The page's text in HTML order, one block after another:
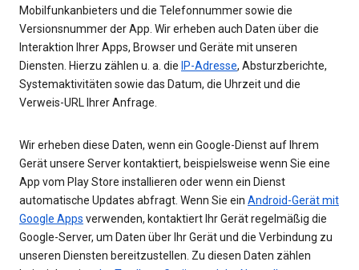
Mobilfunkanbieters und die Telefonnummer sowie die
Versionsnummer der App. Wir erheben auch Daten über die
Interaktion Ihrer Apps, Browser und Geräte mit unseren
Diensten. Hierzu zählen u. a. die IP-Adresse, Absturzberichte,
Systemaktivitäten sowie das Datum, die Uhrzeit und die
Verweis-URL Ihrer Anfrage.
Wir erheben diese Daten, wenn ein Google-Dienst auf Ihrem
Gerät unsere Server kontaktiert, beispielsweise wenn Sie eine
App vom Play Store installieren oder wenn ein Dienst
automatische Updates abfragt. Wenn Sie ein Android-Gerät mit
Google Apps verwenden, kontaktiert Ihr Gerät regelmäßig die
Google-Server, um Daten über Ihr Gerät und die Verbindung zu
unseren Diensten bereitzustellen. Zu diesen Daten zählen